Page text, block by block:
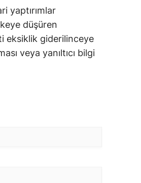
yaptırımlar
düşüren
eksiklik giderilinceye
veya yanıltıcı bilgi